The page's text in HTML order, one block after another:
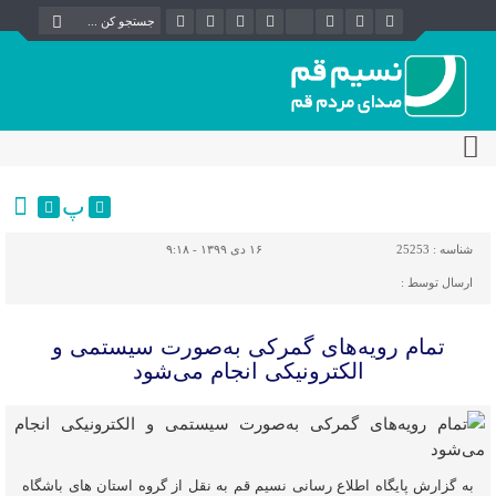
پ
شناسه : 25253 ۱۶ دی ۱۳۹۹ - ۹:۱۸
ارسال توسط :
تمام رویه‌های گمرکی به‌صورت سیستمی و
الکترونیکی انجام می‌شود
به گزارش پایگاه اطلاع رسانی نسیم قم به نقل از گروه استان های باشگاه